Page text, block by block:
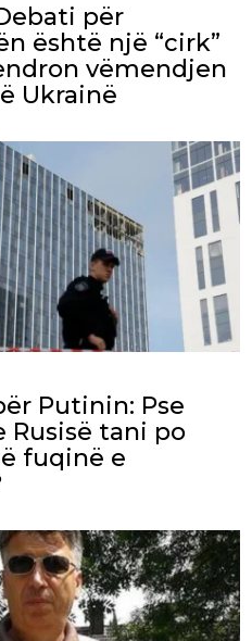
për
është një “cirk”
vëmendjen
Ukrainë
Putinin: Pse
Rusisë tani po
fuqinë e